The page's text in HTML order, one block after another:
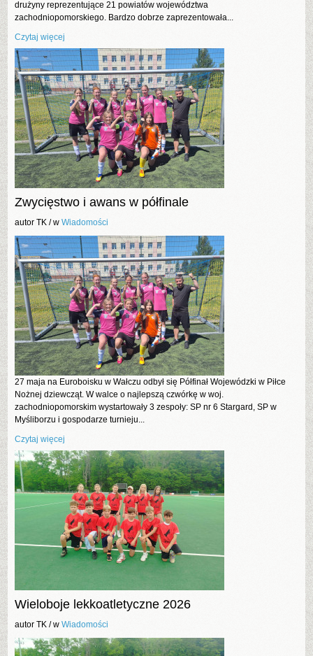
drużyny reprezentujące 21 powiatów województwa
zachodniopomorskiego. Bardzo dobrze zaprezentowała...
Czytaj więcej
Zwycięstwo i awans w półfinale
autor TK /w Wiadomości
27 maja na Euroboisku w Wałczu odbył się Półfinał Wojewódzki w Piłce
Nożnej dziewcząt. W walce o najlepszą czwórkę w woj.
zachodniopomorskim wystartowały 3 zespoły: SP nr 6 Stargard, SP w
Myśliborzu i gospodarze turnieju...
Czytaj więcej
Wieloboje lekkoatletyczne 2026
autor TK /w Wiadomości